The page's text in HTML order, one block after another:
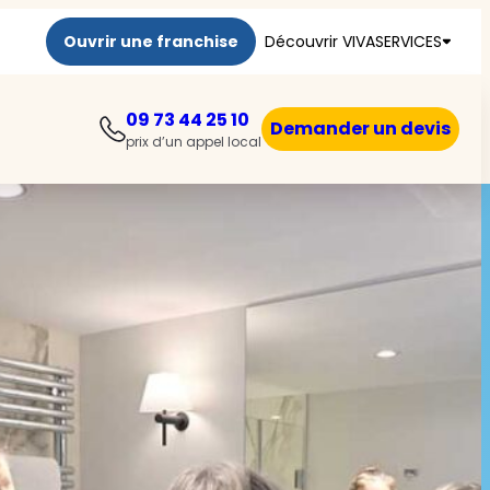
Ouvrir une franchise Découvrir VIVASERVICES
09 73 44 25 10
prix d’un appel local
Demander un devis
CARE et VIVASERVICES